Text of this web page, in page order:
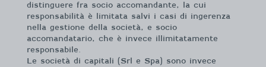
distinguere fra socio accomandante, la cui
responsabilità è limitata salvi i casi di ingerenza
nella gestione della società, e socio
accomandatario, che è invece illimitatamente
responsabile.
Le società di capitali (Srl e Spa) sono invece